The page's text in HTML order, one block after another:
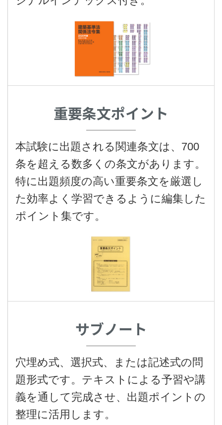
重要条文ポイント
本試験に出題される関連条文は、700
条を超える数多くの条文があります。
特に出題頻度の高い重要条文を厳選し
た効率よく学習できるように編集した
ポイント集です。
サブノート
穴埋め式、選択式、または記述式の問
題形式です。テキストによる予習や講
義を通して完成させ、出題ポイントの
整理に活用します。